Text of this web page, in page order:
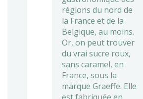
régions du nord de
la France et de la
Belgique, au moins.
Or, on peut trouver
du vrai sucre roux,
sans caramel, en
France, sous la
marque Graeffe. Elle